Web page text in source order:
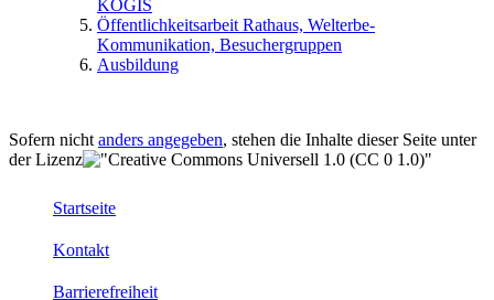
KOGIS
Öffentlichkeitsarbeit Rathaus, Welterbe-
Kommunikation, Besuchergruppen
Ausbildung
Sofern nicht anders angegeben, stehen die Inhalte dieser Seite unter
der Lizenz
Startseite
Kontakt
Barrierefreiheit